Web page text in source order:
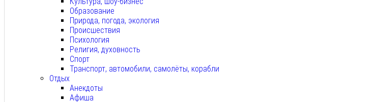
Образование
Природа, погода, экология
Происшествия
Психология
Религия, духовность
Спорт
Транспорт, автомобили, самолёты, корабли
Отдых
Анекдоты
Афиша